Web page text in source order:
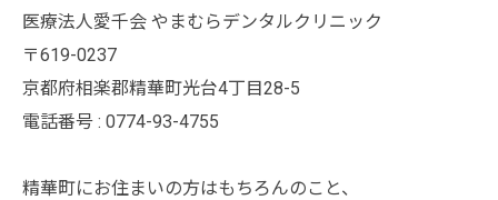
医療法人愛千会 やまむらデンタルクリニック
〒619-0237
京都府相楽郡精華町光台4丁目28-5
電話番号 : 0774-93-4755
精華町にお住まいの方はもちろんのこと、